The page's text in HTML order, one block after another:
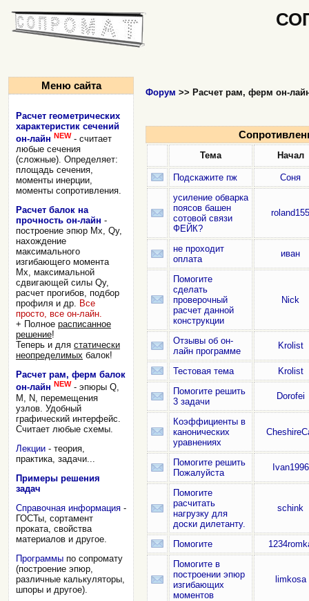
Меню сайта
Расчет геометрических
характеристик сечений
он-лайн NEW - считает
любые сечения
(сложные). Определяет:
площадь сечения,
моменты инерции,
моменты сопротивления.
Расчет балок на
прочность он-лайн -
построение эпюр Mx, Qy,
нахождение
максимального
изгибающего момента
Mx, максимальной
сдвигающей силы Qy,
расчет прогибов, подбор
профиля и др. Все
просто, все он-лайн.
+ Полное расписанное
решение!
Теперь и для статически
неопределимых балок!
Расчет рам, ферм балок
он-лайн NEW - эпюры Q,
M, N, перемещения
узлов. Удобный
графический интерфейс.
Считает любые схемы.
Лекции - теория,
практика, задачи...
Примеры решения
задач
Справочная информация -
ГОСТы, сортамент
проката, свойства
материалов и другое.
Программы по сопромату
(построение эпюр,
различные калькуляторы,
шпоры и другое).
Форум >> Расчет рам, ферм он-
Тема Начал
Подскажите пж
Соня
усиление обварка
поясов башен
сотовой связи
ФЕЙК?
roland155
не проходит
оплата
иван
Помогите
сделать
проверочный
расчет данной
конструкции
Nick
Отзывы об он-
лайн программе
Krolist
Тестовая тема
Krolist
Помогите решить
3 задачи
Dorofei
Коэффициенты в
канонических
уравнениях
Помогите решить
Пожалуйста
Ivan1996
Помогите
расчитать
нагрузку для
доски дилетанту.
schink
Помогите
Помогите в
построении эпюр
изгибающих
моментов
limkosa